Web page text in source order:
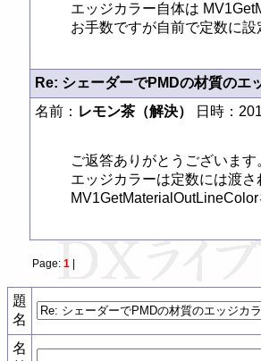
エッジカラー自体は
お手数ですが自前で定数に設
Re: シェーダーでPMDの材質のエ
名前： レモン茶（解決） 日時：
ご返答ありがとうございます
エッジカラーは定数には渡さ
Page: 1|
題
名
名